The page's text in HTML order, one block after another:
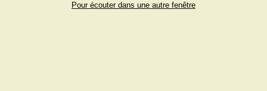
Pour écouter dans une autre fenêtre